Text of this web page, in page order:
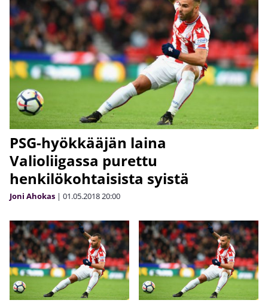
PSG-hyökkääjän laina
Valioliigassa purettu
henkilökohtaisista syistä
Joni Ahokas | 01.05.201820:00